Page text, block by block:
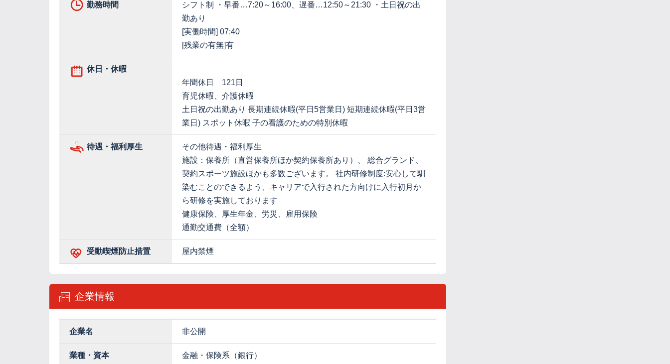
勤務時間
シフト制 ・早番…7:20～16:00、遅番…12:50～21:30 ・土日祝の出
勤あり
[実働時間] 07:40
[残業の有無]有
休日・休暇
年間休日 121日
育児休暇、介護休暇
土日祝の出勤あり 長期連続休暇(平日5営業日) 短期連続休暇(平日3営
業日) スポット休暇 子の看護のための特別休暇
待遇・福利厚生
その他待遇・福利厚生
施設：保養所（直営保養所ほか契約保養所あり）、 総合グランド、
契約スポーツ施設ほかも多数ございます。 社内研修制度:安心して馴
染むことのできるよう、キャリアで入行された方向けに入行初月か
ら研修を実施しております
健康保険、厚生年金、労災、雇用保険
通勤交通費（全額）
受動喫煙防止措置 屋内禁煙
企業情報
企業名 非公開
業種・資本
金融・保険系（銀行）